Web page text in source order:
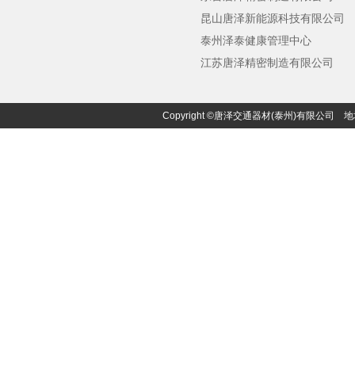
昆山唐泽新能源科技有限公司
泰州泽泰健康管理中心
江苏唐泽精密制造有限公司
Copyright ©唐泽交通器材(泰州)有限公司